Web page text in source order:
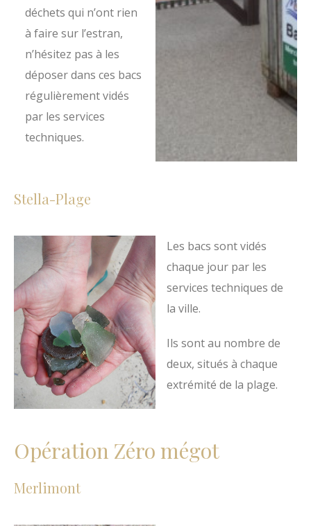
déchets qui n’ont rien
à faire sur l’estran,
n’hésitez pas à les
déposer dans ces bacs
régulièrement vidés
par les services
techniques.
Stella-Plage
Les bacs sont vidés
chaque jour par les
services techniques de
la ville.
Ils sont au nombre de
deux, situés à chaque
extrémité de la plage.
Opération Zéro mégot
Merlimont